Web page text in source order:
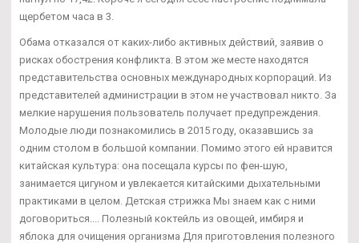
щербетом часа в 3.
Обама отказался от каких-либо активных действий, заявив о
рисках обострения конфликта. В этом же месте находятся
представительства основных международных корпораций. Из
представителей администрации в этом не участвовал никто. За
мелкие нарушения пользователь получает предупреждения.
Молодые люди познакомились в 2015 году, оказавшись за
одним столом в большой компании. Помимо этого ей нравится
китайская культура: она посещала курсы по фен-шую,
занимается цигуном и увлекается китайскими дыхательными
практиками в целом. Детская стрижка Мы знаем как с ними
договориться.... Полезный коктейль из овощей, имбиря и
яблока для очищения организма Для приготовления полезного